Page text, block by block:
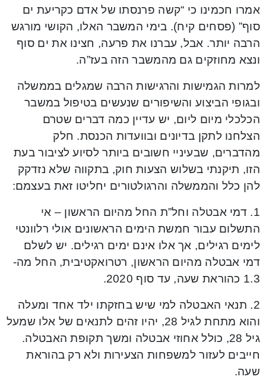
אמרו חכמינו כי “קשה פרנסתו של אדם כקריעת ים
סוף” (פסחים קיח). בימי המשבר האלו, הקושי מורגש
הרבה יותר. אבל, עברנו את פרעה, חצינו את ים סוף
ונצא מחוזקים גם מהמשבר הזה בעז”ה.
למרות הגמישות והרגישות הרבה שמגלים בממשלה
ובגופי הביצוע והשיפורים שנעשים בטיפול במשבר
הכלכלי מיום ליום, יש עדיין כמה דברים שטרם
הצלחנו לתקן בדיונים ובוועדות הכנסת. חלק
מהדברים, שבעיניי חשובים ביותר לסיוע לציבור בעת
הזו, תיקנתי בשלוש הצעות חוק, בתקווה שלא נזדקק
להן כלל והממשלה והרגולטורים יחליטו זאת בעצמם:
1. דמי אבטלה וחל”ת החל מהיום הראשון – אי
התשלום עבור חמשת הימים הראשונים אולי רלוונטי
לימים רגילים, אך אלו אינם ימים רגילים. יש לשלם
דמי אבטלה מהיום הראשון, רטרואקטיבית, החל מה-
1.3 כהוראת שעה, עד סוף 2020.
2. תנאי האבטלה למי שיש בחזקתו ילד אחד ומעלה
והוא מתחת לגיל 28, יהיו זהים לתנאים של אלו שמעל
גיל 28, כולל אחוזי אבטלה ומשך תקופת האבטלה.
חייבים לעזור למשפחות הצעירות ולא רק בהוראת
שעה.